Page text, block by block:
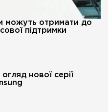
можуть отримати до
підтримки
нової серії